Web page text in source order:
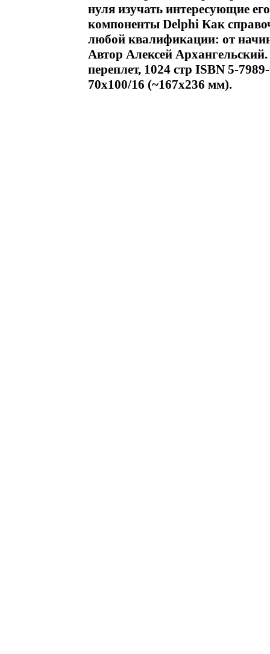
нуля изучать интересующие
компоненты Delphi Как
любой квалификации: от
Автор Алексей
переплет, 1024 стр ISBN 5-
70x100/16 (~167x236 мм).